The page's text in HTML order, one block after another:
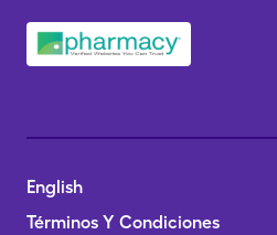
English
Términos Y Condiciones